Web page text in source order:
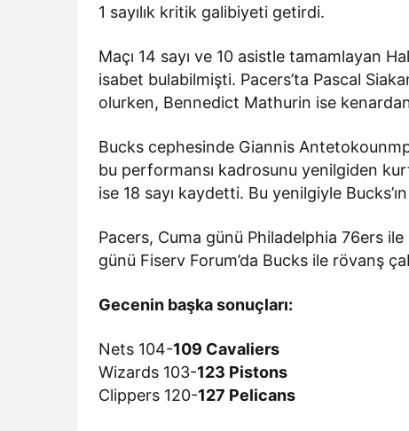
1 sayılık kritik galibiyeti getirdi.
Maçı 14 sayı ve 10 asistle tamamlayan
isabet bulabilmişti. Pacers’ta Pascal
olurken, Bennedict Mathurin ise kenardan
Bucks cephesinde Giannis
bu performansı kadrosunu yenilgiden
ise 18 sayı kaydetti. Bu yenilgiyle
Pacers, Cuma günü Philadelphia 76ers
günü Fiserv Forum’da Bucks ile rövanş
Gecenin başka sonuçları:
Nets 104-109 Cavaliers
Wizards 103-123 Pistons
Clippers 120-127 Pelicans